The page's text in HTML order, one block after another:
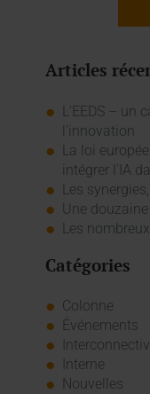
Articles
L’EEDS –
l’innovation
La loi
intégrer l'IA
Les
Une
Les
Catégories
Colonne
Événements
Interne
Nouvelles